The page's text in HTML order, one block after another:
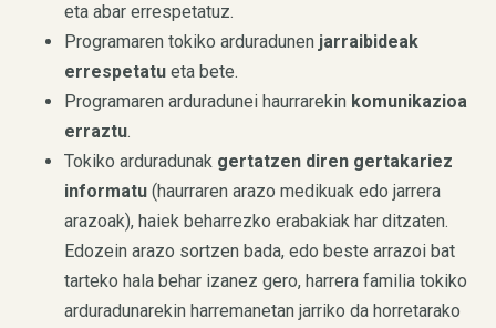
eta abar errespetatuz.
Programaren tokiko arduradunen jarraibideak
errespetatu eta bete.
Programaren arduradunei haurrarekin komunikazioa
erraztu.
Tokiko arduradunak gertatzen diren gertakariez
informatu (haurraren arazo medikuak edo jarrera
arazoak), haiek beharrezko erabakiak har ditzaten.
Edozein arazo sortzen bada, edo beste arrazoi bat
tarteko hala behar izanez gero, harrera familia tokiko
arduradunarekin harremanetan jarriko da horretarako